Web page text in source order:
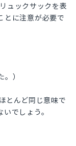
ュックサックを表
とに注意が必要で
）
とんど同じ意味で
でしょう。